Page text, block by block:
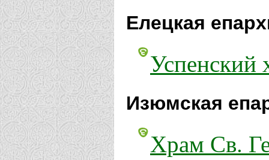
Елецкая
Успенский
Изюмская
Храм Св.